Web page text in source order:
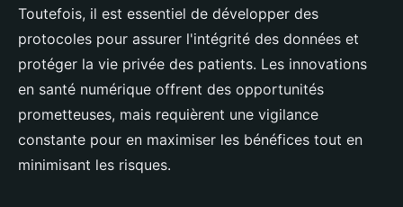
Toutefois, il est essentiel de développer des
protocoles pour assurer l'intégrité des données et
protéger la vie privée des patients. Les innovations
en santé numérique offrent des opportunités
prometteuses, mais requièrent une vigilance
constante pour en maximiser les bénéfices tout en
minimisant les risques.